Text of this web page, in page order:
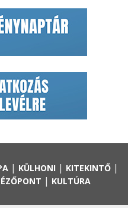
| KÜLHONI | KITEKINTŐ|
| KULTÚRA